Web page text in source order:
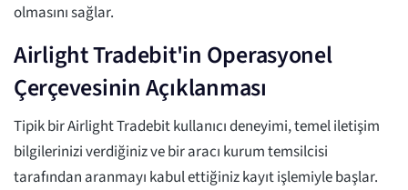
olmasını sağlar.
Airlight Tradebit'in Operasyonel
Çerçevesinin Açıklanması
Tipik bir Airlight Tradebit kullanıcı deneyimi, temel iletişim
bilgilerinizi verdiğiniz ve bir aracı kurum temsilcisi
tarafından aranmayı kabul ettiğiniz kayıt işlemiyle başlar.